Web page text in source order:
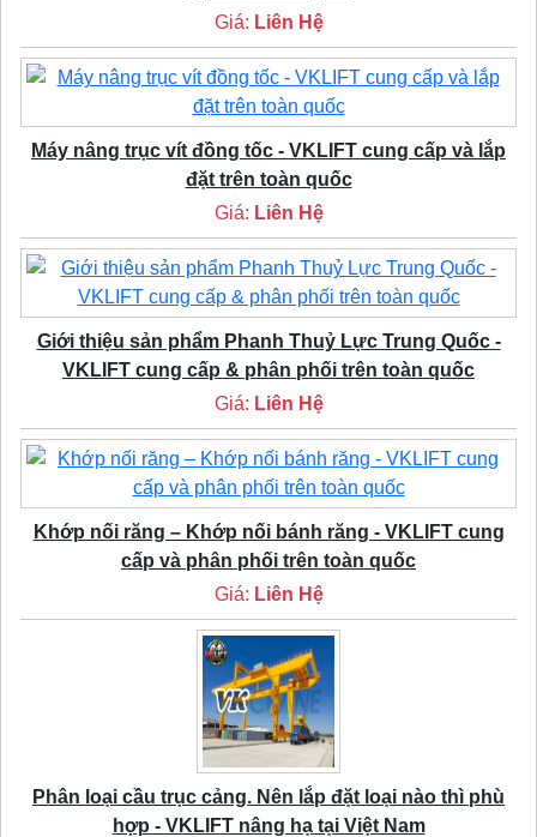
Giá: Liên Hệ
Máy nâng trục vít đồng tốc - VKLIFT cung cấp và lắp
đặt trên toàn quốc
Giá: Liên Hệ
Giới thiệu sản phẩm Phanh Thuỷ Lực Trung Quốc -
VKLIFT cung cấp & phân phối trên toàn quốc
Giá: Liên Hệ
Khớp nối răng – Khớp nối bánh răng - VKLIFT cung
cấp và phân phối trên toàn quốc
Giá: Liên Hệ
Phân loại cầu trục cảng. Nên lắp đặt loại nào thì phù
hợp - VKLIFT nâng hạ tại Việt Nam